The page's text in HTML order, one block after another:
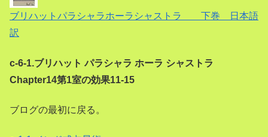
ブリハットパラシャラホーラシャストラ 下巻 日本語
訳
c-6-1.ブリハット パラシャラ ホーラ シャストラ
Chapter14第1室の効果11-15
ブログの最初に戻る。